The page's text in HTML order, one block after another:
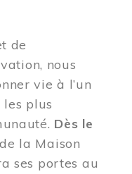
de
nous
vie à l’un
plus
Dès le
la Maison
ses portes au